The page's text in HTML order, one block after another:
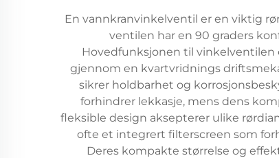
En vannkranvinkelventil er en viktig
ventilen har en 90 graders
Hovedfunksjonen til
gjennom en kvartvridnings
sikrer holdbarhet og
forhindrer lekkasje, mens dens
fleksible design aksepterer ulike
ofte et integrert filterscreen som
Deres kompakte størrelse og